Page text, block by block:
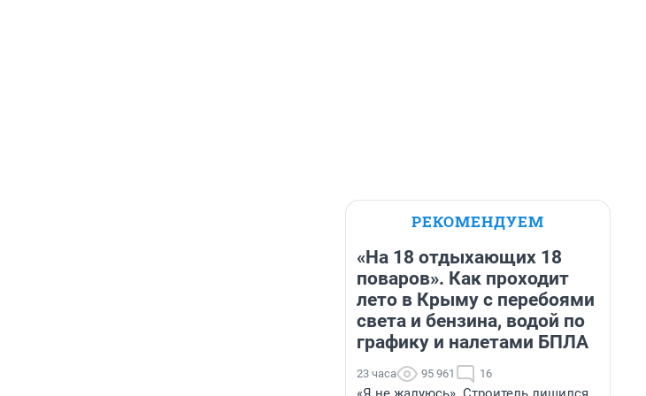
РЕКОМЕНДУЕМ
«На 18 отдыхающих 18
поваров». Как проходит
лето в Крыму с перебоями
света и бензина, водой по
графику и налетами БПЛА
23 часа 95 961 16